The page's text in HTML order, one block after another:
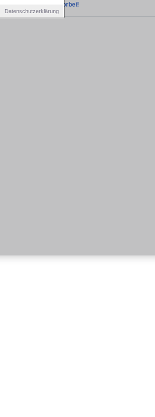
Datenschutzerklärung
Sie bald wieder vorbei!